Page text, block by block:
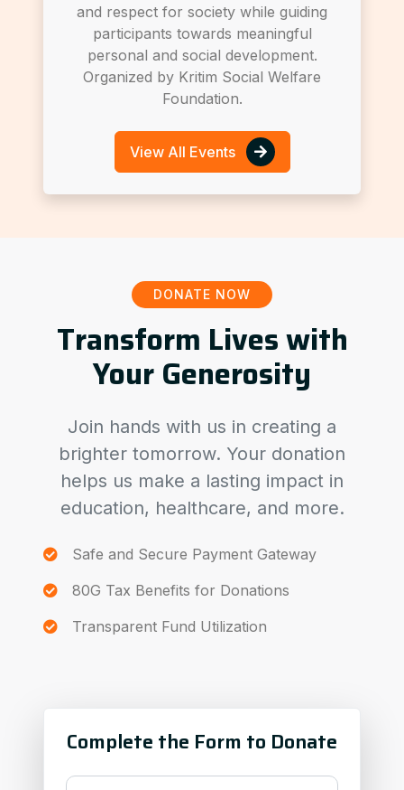
and respect for society while guiding
participants towards meaningful
personal and social development.
Organized by Kritim Social Welfare
Foundation.
View All Events
DONATE NOW
Transform Lives with
Your Generosity
Join hands with us in creating a
brighter tomorrow. Your donation
helps us make a lasting impact in
education, healthcare, and more.
Safe and Secure Payment Gateway
80G Tax Benefits for Donations
Transparent Fund Utilization
Complete the Form to Donate